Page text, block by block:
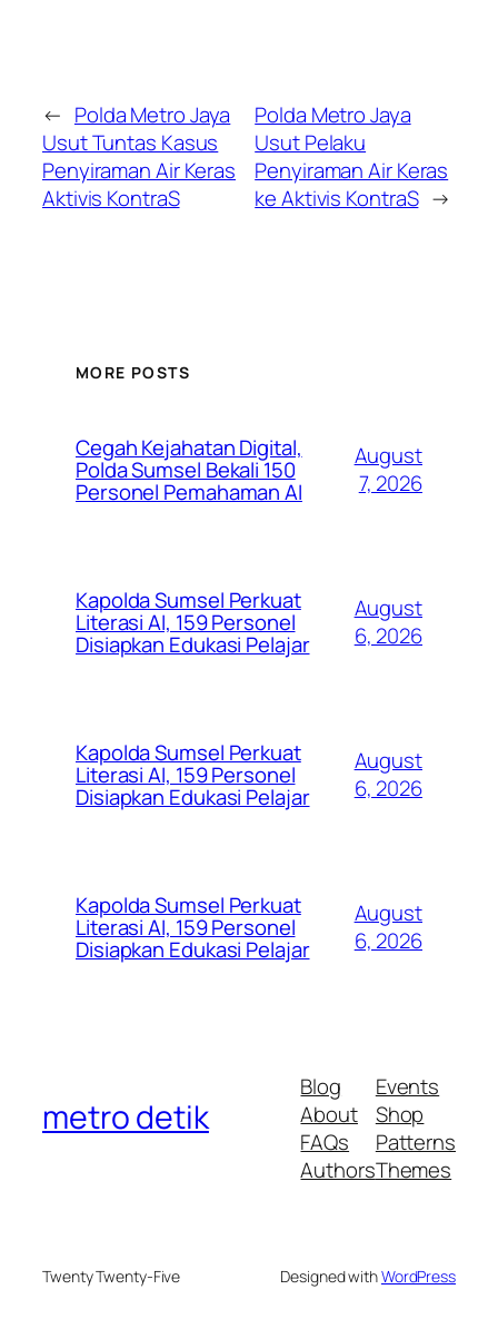
← Polda Metro Jaya
Usut Tuntas Kasus
Penyiraman Air Keras
Aktivis KontraS
Polda Metro Jaya
Usut Pelaku
Penyiraman Air Keras
ke Aktivis KontraS →
MORE POSTS
Cegah Kejahatan Digital,
Polda Sumsel Bekali 150
Personel Pemahaman AI
August
7, 2026
Kapolda Sumsel Perkuat
Literasi AI, 159 Personel
Disiapkan Edukasi Pelajar
August
6, 2026
Kapolda Sumsel Perkuat
Literasi AI, 159 Personel
Disiapkan Edukasi Pelajar
August
6, 2026
Kapolda Sumsel Perkuat
Literasi AI, 159 Personel
Disiapkan Edukasi Pelajar
August
6, 2026
metro detik
Blog
About
FAQs
Authors
Events
Shop
Patterns
Themes
Twenty Twenty-Five Designed withWordPress